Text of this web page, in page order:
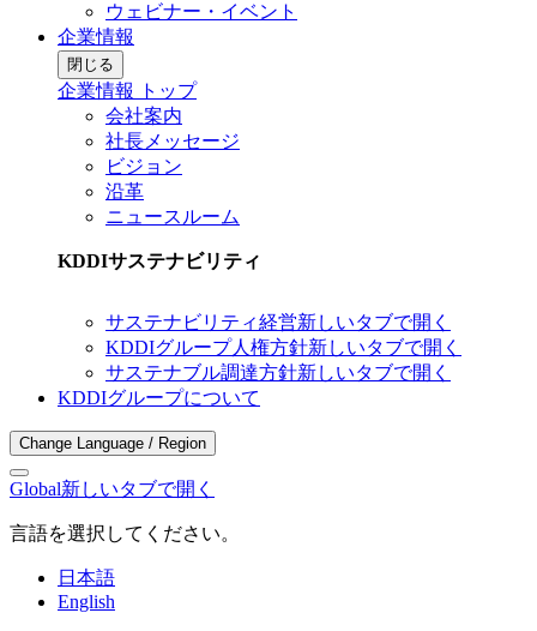
ウェビナー・イベント
企業情報
閉じる
企業情報 トップ
会社案内
社長メッセージ
ビジョン
沿革
ニュースルーム
KDDIサステナビリティ
サステナビリティ経営新しいタブで開く
KDDIグループ人権方針新しいタブで開く
サステナブル調達方針新しいタブで開く
KDDIグループについて
Change Language / Region
Global新しいタブで開く
言語を選択してください。
日本語
English